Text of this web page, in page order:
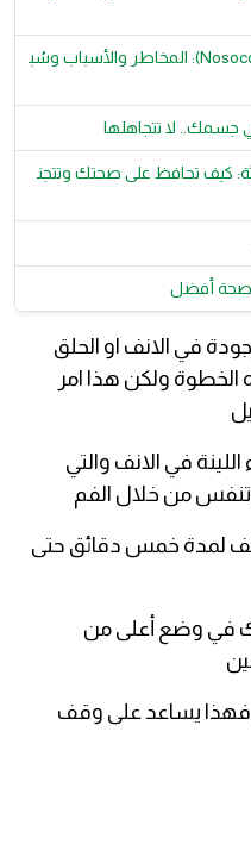
عدوى المستشفيات (Nosocomial Infections): المخاطر والأسباب وسُب
جسمك.. لا تتجاهلها
كيف تحافظ على صحتك وتتجن
صحة أفضل
في الانف او الحلق
الخطوة ولكن هذا امر
في الانف والتي
وتنفس من خلال الفم
لمدة خمس دقائق حتى
في وضع أعلى من
فهذا يساعد على وقف